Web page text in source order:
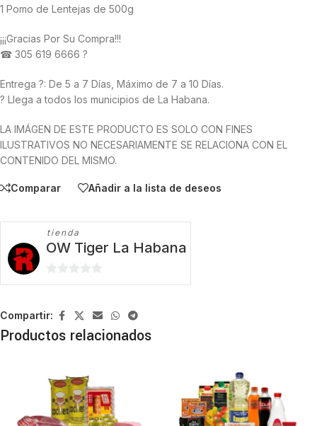
1 Pomo de Lentejas de 500g
¡¡¡Gracias Por Su Compra!!!
☎ 305 619 6666 ?
Entrega ?: De 5 a 7 Días, Máximo de 7 a 10 Días.
? Llega a todos los municipios de La Habana.
LA IMÁGEN DE ESTE PRODUCTO ES SOLO CON FINES
ILUSTRATIVOS NO NECESARIAMENTE SE RELACIONA CON EL
CONTENIDO DEL MISMO.
Comparar Añadir a la lista de deseos
tienda
OW Tiger La Habana
0
5
Compartir:
Productos relacionados